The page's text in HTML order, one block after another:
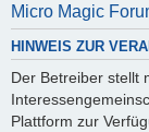
Micro Magic
HINWEIS ZUR
Der Betreiber stellt
Plattform zur